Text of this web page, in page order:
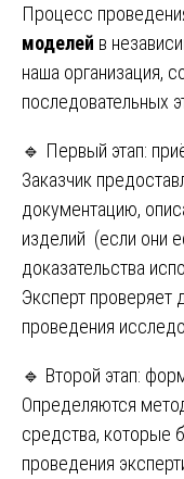
Процесс
моделей в
наша организация,
последовательных
🔹 Первый этап:
Заказчик
документацию,
изделий (если они
доказательства
Эксперт проверяет
проведения
🔹 Второй этап:
Определяются
средства, которые
проведения